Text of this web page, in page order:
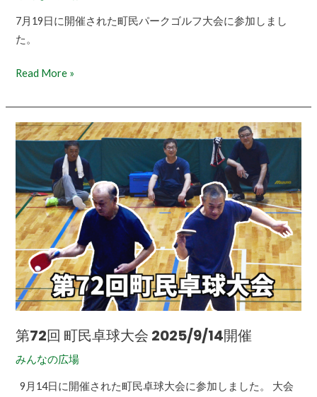
7月19日に開催された町民パークゴルフ大会に参加しまし
た。
Read More »
第72回 町民卓球大会 2025/9/14開催
みんなの広場
9月14日に開催された町民卓球大会に参加しました。 大会
第
72
町
民
卓
球
大
会
2025/9/14
開
催